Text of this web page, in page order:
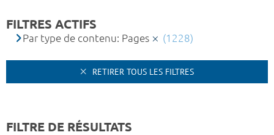
FILTRES ACTIFS
Par type de contenu: Pages (1228)
RETIRER TOUS LES FILTRES
FILTRE DE RÉSULTATS